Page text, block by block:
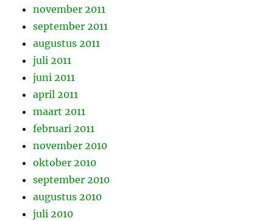
november 2011
september 2011
augustus 2011
juli 2011
juni 2011
april 2011
maart 2011
februari 2011
november 2010
oktober 2010
september 2010
augustus 2010
juli 2010